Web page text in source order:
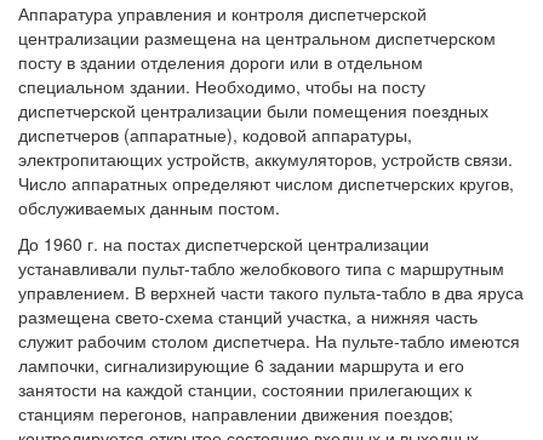
Аппаратура управления и контроля диспетчерской
централизации размещена на центральном диспетчерском
посту в здании отделения дороги или в отдельном
специальном здании. Необходимо, чтобы на посту
диспетчерской централизации были помещения поездных
диспетчеров (аппаратные), кодовой аппаратуры,
электропитающих устройств, аккумуляторов, устройств связи.
Число аппаратных определяют числом диспетчерских кругов,
обслуживаемых данным постом.
До 1960 г. на постах диспетчерской централизации
устанавливали пульт-табло желобкового типа с маршрутным
управлением. В верхней части такого пульта-табло в два яруса
размещена свето-схема станций участка, а нижняя часть
служит рабочим столом диспетчера. На пульте-табло имеются
лампочки, сигнализирующие 6 задании маршрута и его
занятости на каждой станции, состоянии прилегающих к
станциям перегонов, направлении движения поездов;